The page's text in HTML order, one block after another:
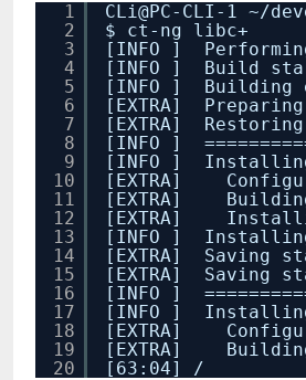
1
2
3
4
5
6
7
8
9
10
11
12
13
14
15
16
17
18
19
20
CLi@PC-CLI-1 ~/
$ ct-ng libc+
[INFO ]
[INFO ] Build
[INFO ] Building
[EXTRA]
[EXTRA]
[INFO ]
[INFO ]
[EXTRA]
[EXTRA]
[EXTRA]
[INFO ]
[EXTRA] Saving
[EXTRA] Saving
[INFO ]
[INFO ]
[EXTRA]
[EXTRA]
[63:04] /